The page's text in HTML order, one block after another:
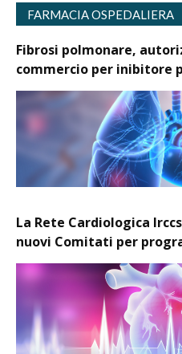
FARMACIA OSPEDALIERA
Fibrosi polmonare,
commercio per inibitore
La Rete Cardiologica
nuovi Comitati per